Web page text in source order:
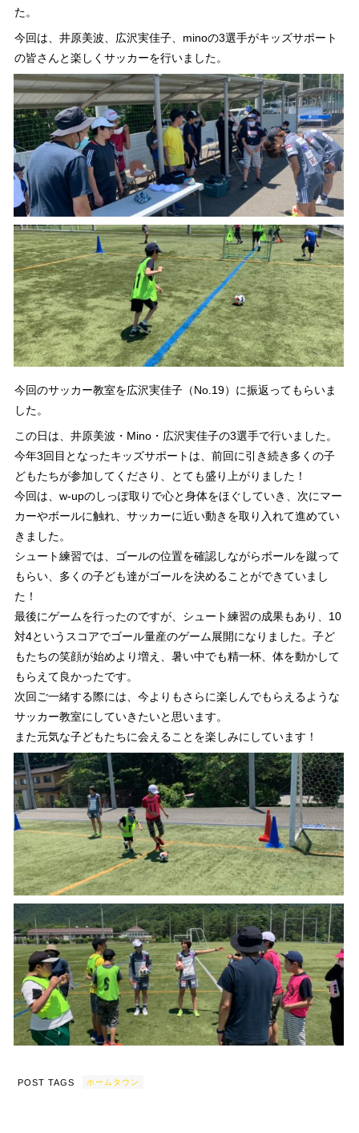
た。
今回は、井原美波、広沢実佳子、minoの3選手がキッズサポート
の皆さんと楽しくサッカーを行いました。
今回のサッカー教室を広沢実佳子（No.19）に振返ってもらいま
した。
この日は、井原美波・Mino・広沢実佳子の3選手で行いました。
今年3回目となったキッズサポートは、前回に引き続き多くの子
どもたちが参加してくださり、とても盛り上がりました！
今回は、w-upのしっぽ取りで心と身体をほぐしていき、次にマー
カーやボールに触れ、サッカーに近い動きを取り入れて進めてい
きました。
シュート練習では、ゴールの位置を確認しながらボールを蹴って
もらい、多くの子ども達がゴールを決めることができていまし
た！
最後にゲームを行ったのですが、シュート練習の成果もあり、10
対4というスコアでゴール量産のゲーム展開になりました。子ど
もたちの笑顔が始めより増え、暑い中でも精一杯、体を動かして
もらえて良かったです。
次回ご一緒する際には、今よりもさらに楽しんでもらえるような
サッカー教室にしていきたいと思います。
また元気な子どもたちに会えることを楽しみにしています！
POST TAGS ホームタウン